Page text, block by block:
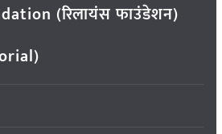
(रिलायंस फाउंडेशन)